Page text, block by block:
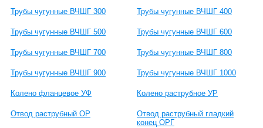
Трубы чугунные ВЧШГ 300 Трубы чугунные ВЧШГ 400
Трубы чугунные ВЧШГ 500 Трубы чугунные ВЧШГ 600
Трубы чугунные ВЧШГ 700 Трубы чугунные ВЧШГ 800
Трубы чугунные ВЧШГ 900 Трубы чугунные ВЧШГ 1000
Колено фланцевое УФ Колено раструбное УР
Отвод раструбный ОР
Отвод раструбный гладкий
конец ОРГ